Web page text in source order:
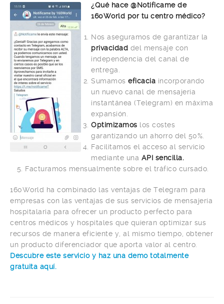
¿Qué hace @Notificame de
160World por tu centro médico?
Nos aseguramos de garantizar la
privacidad del mensaje con
independencia del canal de
entrega.
Sumamos eficacia incorporando
un nuevo canal de mensajería
instantánea (Telegram) en máxima
expansión.
Optimizamos los costes
garantizando un ahorro del 50%.
Facilitamos el acceso al servicio
mediante una API sencilla.
Facturamos mensualmente sobre el tráfico cursado.
160World ha combinado las ventajas de Telegram para
empresas con las ventajas de sus servicios de mensajería
hospitalaria para ofrecer un producto perfecto para
centros médicos y hospitales que quieran optimizar sus
recursos de manera eficiente y, al mismo tiempo, obtener
un producto diferenciador que aporta valor al centro.
Descubre este servicio y haz una demo totalmente
gratuita aquí.